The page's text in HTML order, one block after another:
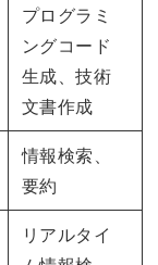
プログラミ
ングコード
生成、技術
文書作成
情報検索、
要約
リアルタイ